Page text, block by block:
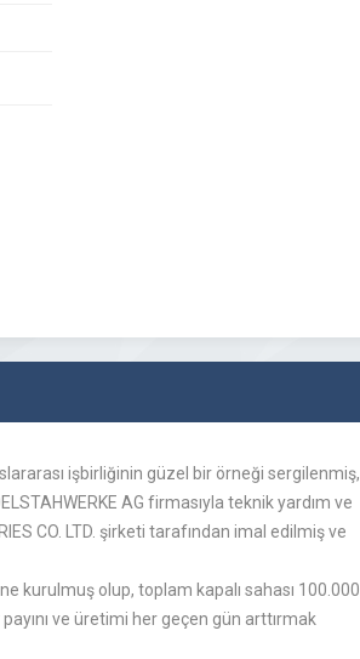
işbirliğinin güzel bir örneği sergilenmiş,
AG firmasıyla teknik yardım ve
CO. LTD. şirketi tarafından imal edilmiş ve
kurulmuş olup, toplam kapalı sahası 100.000
ve üretimi her geçen gün arttırmak